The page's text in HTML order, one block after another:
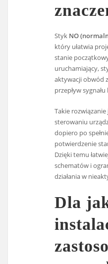
Styk NO
który ułatwia
stanie
uruchamiający,
aktywacji obwód
przepływ
Takie
sterowaniu
dopiero po
potwierdzenie
Dzięki temu
schematów i
działania w
Dla